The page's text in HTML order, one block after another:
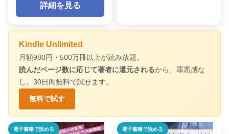
詳細を見る
Kindle Unlimited
月額980円・500万冊以上が読み放題。
読んだページ数に応じて著者に還元されるから、罪悪感な
し。30日間無料で試せます。
無料で試す
電子書籍で読める 電子書籍で読める